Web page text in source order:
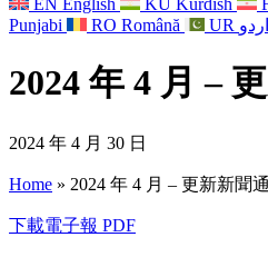
Punjabi
RO Română UR اردو
2024 年 4 月 –
2024 年 4 月 30 日
Home » 2024 年 4 月 – 更新新聞
下載電子報 PDF